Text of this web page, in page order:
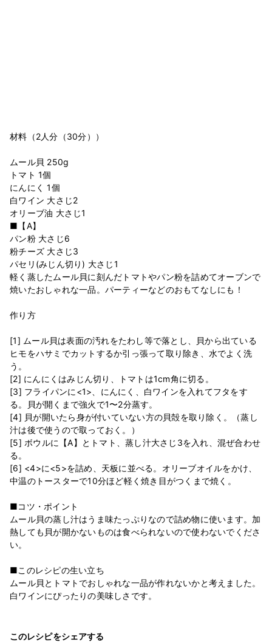
材料（2人分（30分））
ムール貝 250g
トマト 1個
にんにく 1個
白ワイン 大さじ2
オリーブ油 大さじ1
■【A】
パン粉 大さじ6
粉チーズ 大さじ3
パセリ(みじん切り) 大さじ1
軽く蒸したムール貝に刻んだトマトやパン粉を詰めてオーブンで
焼いたおしゃれな一品。パーティーなどのおもてなしにも！
作り方
[1] ムール貝は表面の汚れをたわし等で落とし、貝から出ている
ヒモをハサミでカットするか引っ張って取り除き、水でよく洗
う。
[2] にんにくはみじん切り、トマトは1cm角に切る。
[3] フライパンに<1>、にんにく、白ワインを入れてフタをす
る。貝が開くまで強火で1〜2分蒸す。
[4] 貝が開いたら身が付いていない方の貝殻を取り除く。（蒸し
汁は後で使うので取っておく。）
[5] ボウルに【A】とトマト、蒸し汁大さじ3を入れ、混ぜ合わせ
る。
[6] <4>に<5>を詰め、天板に並べる。オリーブオイルをかけ、
中温のトースターで10分ほど軽く焼き目がつくまで焼く。
■コツ・ポイント
ムール貝の蒸し汁はうま味たっぷりなので詰め物に使います。加
熱しても貝が開かないものは食べられないので使わないでくださ
い。
■このレシピの生い立ち
ムール貝とトマトでおしゃれな一品が作れないかと考えました。
白ワインにぴったりの美味しさです。
このレシピをシェアする